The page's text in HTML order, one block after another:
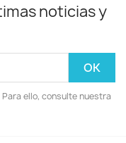
noticias y
ello, consulte nuestra